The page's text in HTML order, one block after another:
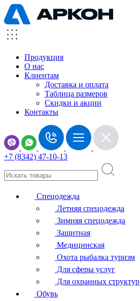
Продукция
О нас
Клиентам
Доставка и оплата
Таблица размеров
Скидки и акции
Контакты
+7 (8342) 47-10-13
Спецодежда
Летняя спецодежда
Зимняя спецодежда
Защитная
Медицинская
Охота рыбалка туризм
Для сферы услуг
Для охранных структур
Обувь